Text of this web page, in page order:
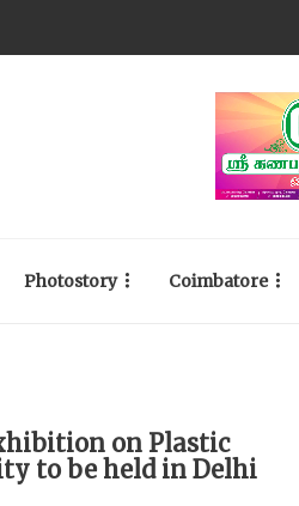
Photostory Coimbatore
on Plastic
to be held in Delhi